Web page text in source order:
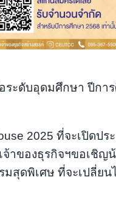
ะดับอุดมศึกษา ปีกา
2025 ที่จะเปิดป
จ้าของธุรกิจฯขอเชิญ
สุดพิเศษ ที่จะเปลี่ย